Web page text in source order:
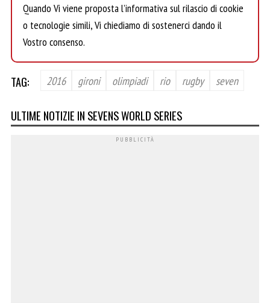
Quando Vi viene proposta l’informativa sul rilascio di cookie
o tecnologie simili, Vi chiediamo di sostenerci dando il
Vostro consenso.
TAG: 2016 gironi olimpiadi rio rugby seven
ULTIME NOTIZIE IN SEVENS WORLD SERIES